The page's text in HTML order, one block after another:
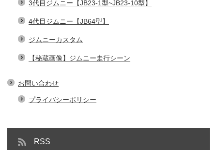
3代目ジムニー【JB23-1型~JB23-10型】
4代目ジムニー【JB64型】
ジムニーカスタム
【秘蔵画像】ジムニー走行シーン
お問い合わせ
プライバシーポリシー
RSS